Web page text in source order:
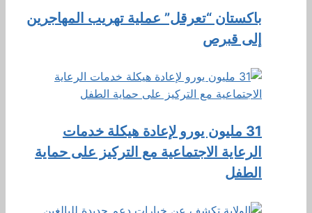
باكستان “تعرقل” عملية تهريب المهاجرين
إلى قبرص
31 مليون يورو لإعادة هيكلة خدمات
الرعاية الاجتماعية مع التركيز على حماية
الطفل